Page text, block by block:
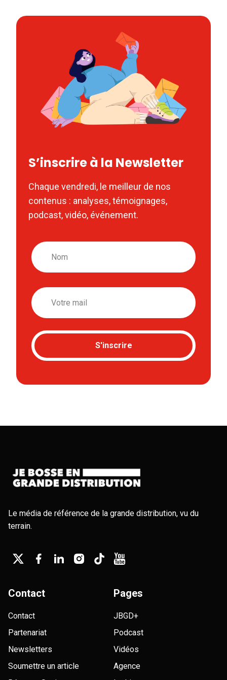
S’inscrire à la Newsletter
Chaque vendredi, le meilleur de nos
contenus : analyses, témoignages,
podcast, vidéo, événement.
Nom
Email
S'inscrire
Le média de référence de la grande distribution, vu du
terrain.
Contact
Contact
Partenariat
Newsletters
Soumettre un article
Pages
JBGD+
Podcast
Vidéos
Agence